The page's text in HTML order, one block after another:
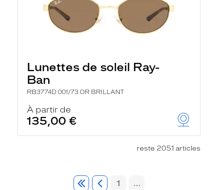
Lunettes de soleil Ray-
Ban
RB3774D 001/73 OR BRILLANT
À partir de
135,00 €
reste 2051 articles
1
...